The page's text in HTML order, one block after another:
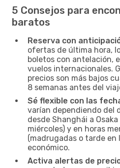
5 Consejos para
baratos
Reserva con
ofertas de última hora,
boletos con antelación,
vuelos internacionales.
precios son más bajos
8 semanas antes del
Sé flexible con las
varían dependiendo del
desde Shanghái a
miércoles) y en horas
(madrugadas o tarde en
económico.
Activa alertas de